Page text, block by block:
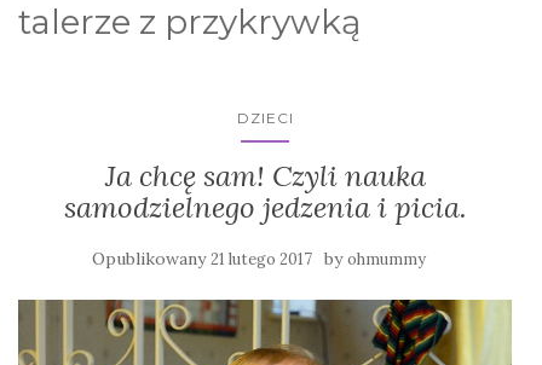
talerze z przykrywką
DZIECI
Ja chcę sam! Czyli nauka
samodzielnego jedzenia i picia.
Opublikowany21 lutego 2017 byohmummy